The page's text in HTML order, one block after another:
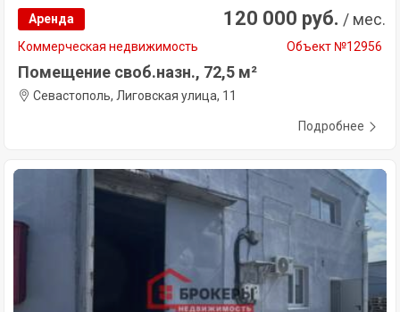
Аренда 120 000 руб. / мес.
Коммерческая недвижимость Объект №12956
Помещение своб.назн., 72,5 м²
Севастополь, Лиговская улица, 11
Подробнее